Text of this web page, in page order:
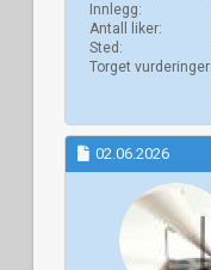
Innlegg
Antall liker
Sted
Torget vurderinger
02.06.2026